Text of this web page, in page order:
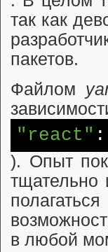
так как
пакетов.
Файлом
"react"
). Опыт
тщательно
в любой